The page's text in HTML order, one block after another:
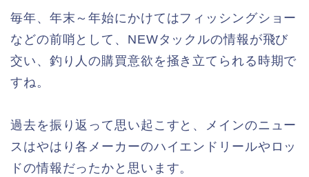
毎年、年末～年始にかけてはフィッシングショー
などの前哨として、NEWタックルの情報が飛び
交い、釣り人の購買意欲を掻き立てられる時期で
すね。
過去を振り返って思い起こすと、メインのニュー
スはやはり各メーカーのハイエンドリールやロッ
ドの情報だったかと思います。